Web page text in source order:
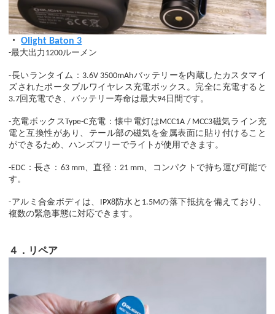
・ Olight Baton 3
-最大出力1200ルーメン
-長いランタイム：3.6V 3500mAhバッテリーを内蔵したカスタマイ
ズされたポータブルワイヤレス充電ボックス。完全に充電すると
3.7回充電でき、バッテリー寿命は最大94日間です。
-充電ボックスType-C充電：懐中電灯はMCC1A / MCC3磁気ライン充
電と互換性があり、テール部の磁気を金属表面に貼り付けること
ができるため、ハンズフリーでライトが使用できます。
-EDC：長さ：63 mm、直径：21 mm、コンパクトで持ち運び可能で
す。
-アルミ合金ボディは、IPX8防水と1.5Mの落下抵抗を備えており、
複数の緊急事態に対応できます。
４．リペア